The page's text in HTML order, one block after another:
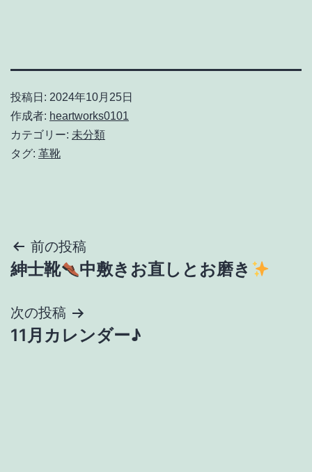
投稿日: 2024年10月25日
作成者: heartworks0101
カテゴリー: 未分類
タグ: 革靴
投
稿
ナ
ビ
前の投稿
紳士靴 中敷きお直しとお磨き
次の投稿
11月カレンダー♪